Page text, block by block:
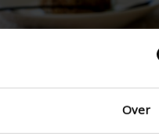
Over